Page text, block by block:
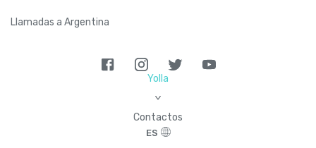
Llamadas a Argentina
Yolla
>
Contactos
ES